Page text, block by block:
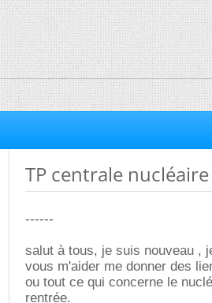
TP centrale nucléaire
------
salut à tous, je suis nouveau ,
vous m'aider me donner des
ou tout ce qui concerne le
rentrée.